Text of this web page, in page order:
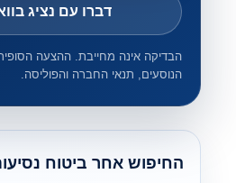
דברו עם נציג
הבדיקה אינה מחייבת. ההצעה
הנוסעים, תנאי החברה והפוליסה.
החיפוש אחר ביטוח